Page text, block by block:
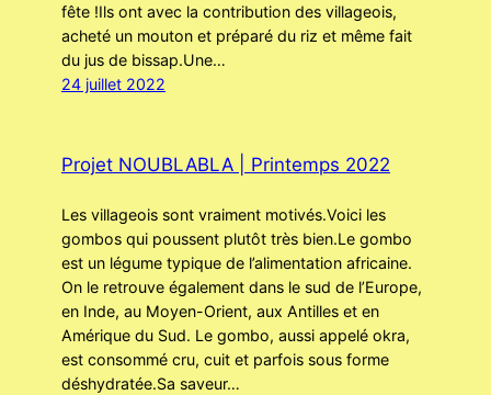
fête !Ils ont avec la contribution des villageois,
acheté un mouton et préparé du riz et même fait
du jus de bissap.Une…
24 juillet 2022
Projet NOUBLABLA | Printemps 2022
Les villageois sont vraiment motivés.Voici les
gombos qui poussent plutôt très bien.Le gombo
est un légume typique de l’alimentation africaine.
On le retrouve également dans le sud de l’Europe,
en Inde, au Moyen-Orient, aux Antilles et en
Amérique du Sud. Le gombo, aussi appelé okra,
est consommé cru, cuit et parfois sous forme
déshydratée.Sa saveur…